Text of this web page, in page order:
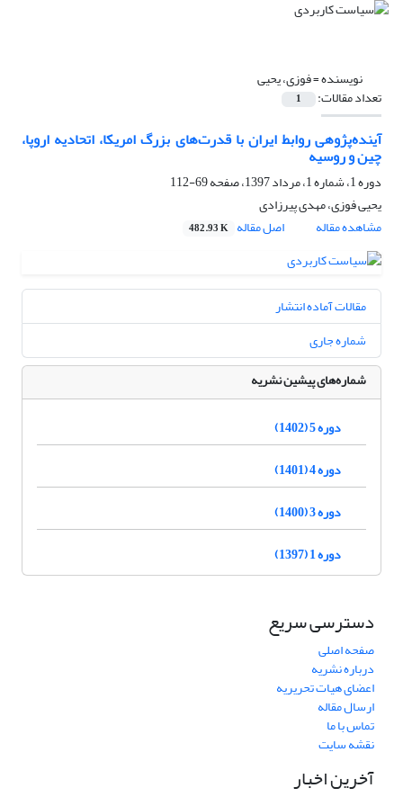
نویسنده =فوزی، یحیی
تعداد مقالات: 1
آینده‌پژوهی روابط ایران با قدرت‌های بزرگ امریکا، اتحادیه اروپا،
چین و روسیه
دوره 1، شماره 1، مرداد 1397، صفحه
69-112
یحیی فوزی، مهدی پیرزادی
مشاهده مقاله
اصل مقاله 482.93 K
مقالات آماده انتشار
شماره جاری
شماره‌های پیشین نشریه
دوره 5 (1402)
دوره 4 (1401)
دوره 3 (1400)
دوره 1 (1397)
دسترسی سریع
صفحه اصلی
درباره نشریه
اعضای هیات تحریریه
ارسال مقاله
تماس با ما
نقشه سایت
آخرین اخبار